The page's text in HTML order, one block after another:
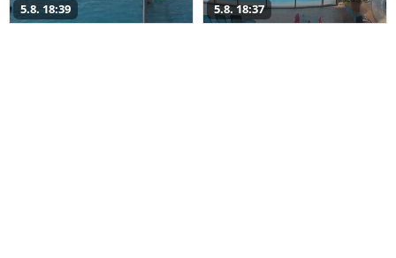
5.8. 18:39 5.8. 18:37